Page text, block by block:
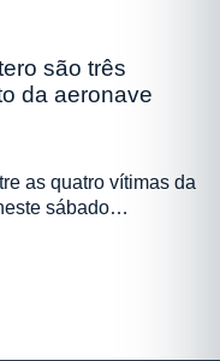
são três
da aeronave
as quatro vítimas da
sábado…